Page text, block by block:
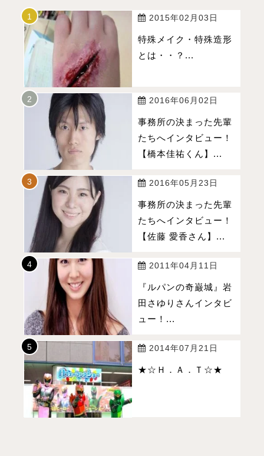
2015年02月03日
特殊メイク・特殊造形
とは・・？...
2016年06月02日
事務所の決まった先輩
たちへインタビュー！
【橋本佳祐くん】...
2016年05月23日
事務所の決まった先輩
たちへインタビュー！
【佐藤 愛香さん】...
2011年04月11日
『ルパンの奇巌城』岩
田さゆりさんインタビ
ュー！...
2014年07月21日
★☆Ｈ．Ａ．Ｔ☆★